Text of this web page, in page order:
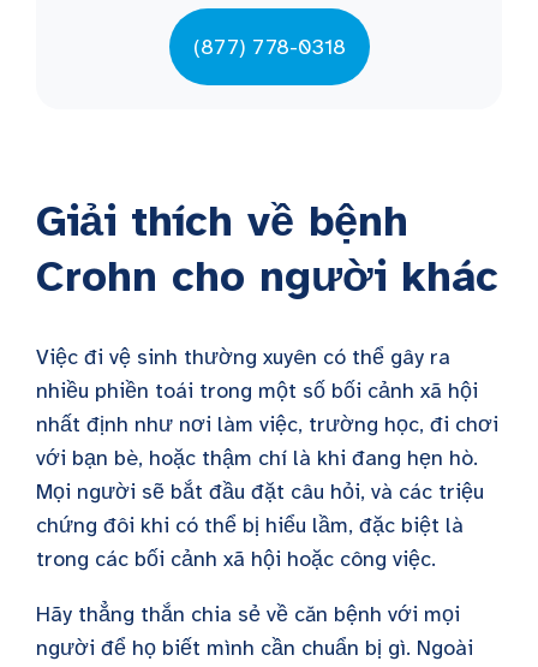
(877) 778-0318
Giải thích về bệnh
Crohn cho người khác
Việc đi vệ sinh thường xuyên có thể gây ra
nhiều phiền toái trong một số bối cảnh xã hội
nhất định như nơi làm việc, trường học, đi chơi
với bạn bè, hoặc thậm chí là khi đang hẹn hò.
Mọi người sẽ bắt đầu đặt câu hỏi, và các triệu
chứng đôi khi có thể bị hiểu lầm, đặc biệt là
trong các bối cảnh xã hội hoặc công việc.
Hãy thẳng thắn chia sẻ về căn bệnh với mọi
người để họ biết mình cần chuẩn bị gì. Ngoài